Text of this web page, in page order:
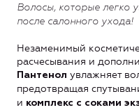
Волосы, которые легко
после салонного ухода!
Незаменимый
расчесывания и
Пантенол увлажняет
предотвращая
и комплекс с соками